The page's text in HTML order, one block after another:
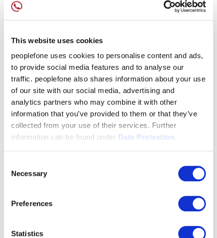
This website uses cookies
peoplefone uses cookies to personalise content and ads,
to provide social media features and to analyse our
traffic. peoplefone also shares information about your use
of our site with our social media, advertising and
analytics partners who may combine it with other
information that you’ve provided to them or that they’ve
collected from your use of their services. Further
information can be found under Data Protection.
Selection
Necessary
Preferences
Statistics
Microsoft Teams - News & Updates
présenté par Alain Rime (Technical Director & Project
Manager chez Lambert Consulting)
Vers la vidéo